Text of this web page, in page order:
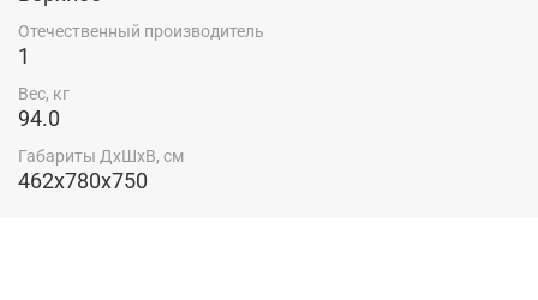
Отечественный производитель
1
Вес, кг
94.0
Габариты ДхШхВ, см
462x780x750